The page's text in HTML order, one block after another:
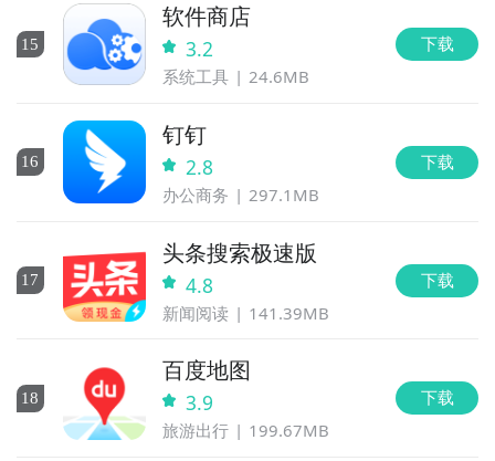
15
软件商店
3.2
系统工具 24.6MB
下载
16
钉钉
2.8
办公商务 297.1MB
下载
17
头条搜索极速版
4.8
新闻阅读 141.39MB
下载
18
百度地图
3.9
旅游出行 199.67MB
下载